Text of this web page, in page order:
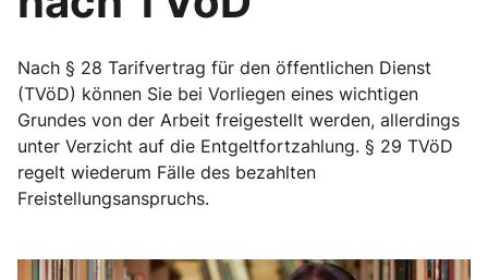
Nach § 28 Tarifvertrag für den öffentlichen Dienst
(TVöD) können Sie bei Vorliegen eines wichtigen
Grundes von der Arbeit freigestellt werden, allerdings
unter Verzicht auf die Entgeltfortzahlung. § 29 TVöD
regelt wiederum Fälle des bezahlten
Freistellungsanspruchs.